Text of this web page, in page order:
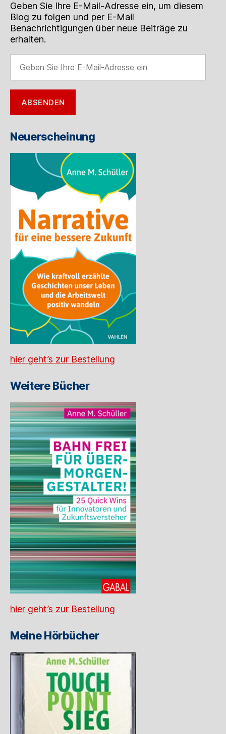
Geben Sie Ihre E-Mail-Adresse ein, um diesem
Blog zu folgen und per E-Mail
Benachrichtigungen über neue Beiträge zu
erhalten.
Sie
Ihre
E-
Mail-
Adresse
ABSENDEN
Neuerscheinung
hier geht’s zur Bestellung
Weitere Bücher
hier geht’s zur Bestellung
Meine Hörbücher